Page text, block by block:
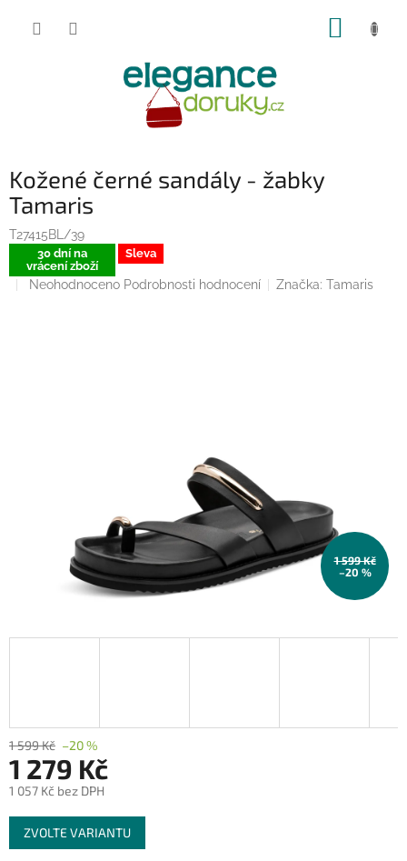
Kožené černé sandály - žabky
Tamaris
T27415BL/39
30 dní na
vrácení zboží
Sleva
Průměrné
Neohodnoceno Podrobnosti hodnocení Značka:Tamaris
1 599 Kč
–20 %
1 599 Kč –20 %
1 279 Kč
1 057 Kč bez DPH
Měrná
cena:
ZVOLTE VARIANTU